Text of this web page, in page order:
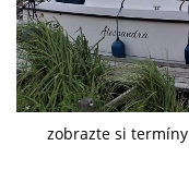
zobrazte si